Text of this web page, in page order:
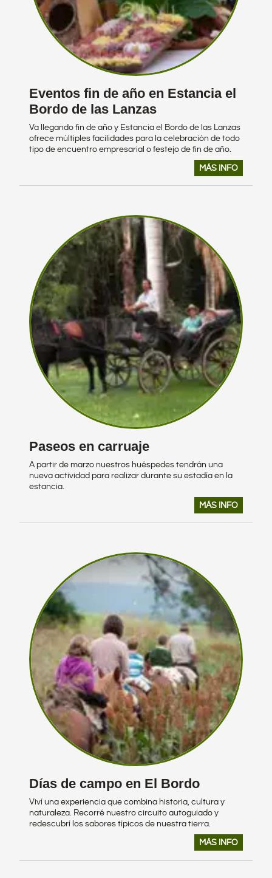
Eventos fin de año en Estancia el
Bordo de las Lanzas
Va llegando fin de año y Estancia el Bordo de las Lanzas
ofrece múltiples facilidades para la celebración de todo
tipo de encuentro empresarial o festejo de fin de año.
MÁS INFO
Paseos en carruaje
A partir de marzo nuestros huéspedes tendrán una
nueva actividad para realizar durante su estadía en la
estancia.
MÁS INFO
Días de campo en El Bordo
Viví una experiencia que combina historia, cultura y
naturaleza. Recorré nuestro circuito autoguiado y
redescubrí los sabores típicos de nuestra tierra.
MÁS INFO